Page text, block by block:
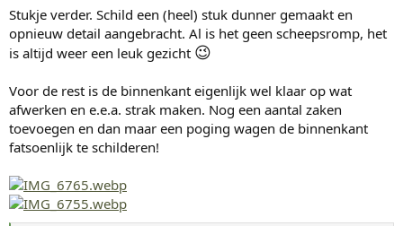
e
n
:
Stukje verder. Schild een (heel) stuk dunner gemaakt en
opnieuw detail aangebracht. Al is het geen scheepsromp, het
is altijd weer een leuk gezicht 😉
Voor de rest is de binnenkant eigenlijk wel klaar op wat
afwerken en e.e.a. strak maken. Nog een aantal zaken
toevoegen en dan maar een poging wagen de binnenkant
fatsoenlijk te schilderen!